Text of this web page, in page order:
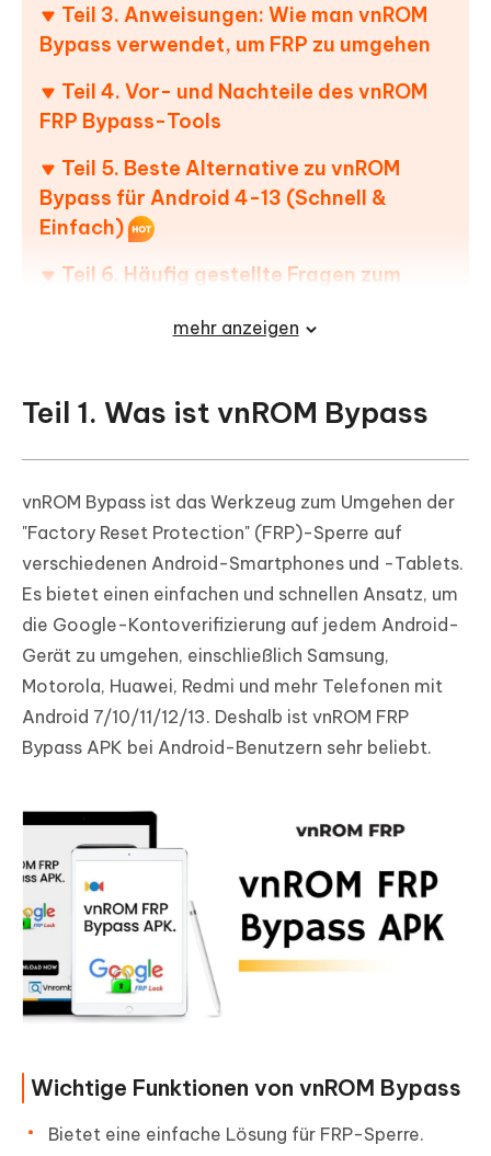
Teil 3. Anweisungen: Wie man vnROM
Bypass verwendet, um FRP zu umgehen
Teil 4. Vor- und Nachteile des vnROM
FRP Bypass-Tools
Teil 5. Beste Alternative zu vnROM
Bypass für Android 4-13 (Schnell &
Einfach)
Teil 6. Häufig gestellte Fragen zum
mehr anzeigen
Teil 1. Was ist vnROM Bypass
vnROM Bypass ist das Werkzeug zum Umgehen der
"Factory Reset Protection" (FRP)-Sperre auf
verschiedenen Android-Smartphones und -Tablets.
Es bietet einen einfachen und schnellen Ansatz, um
die Google-Kontoverifizierung auf jedem Android-
Gerät zu umgehen, einschließlich Samsung,
Motorola, Huawei, Redmi und mehr Telefonen mit
Android 7/10/11/12/13. Deshalb ist vnROM FRP
Bypass APK bei Android-Benutzern sehr beliebt.
Wichtige Funktionen von vnROM Bypass
Bietet eine einfache Lösung für FRP-Sperre.